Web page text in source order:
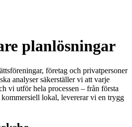
planlösningar
företag och privatpersoner
analyser säkerställer vi att varje
vi utför hela processen – från första
lokal, levererar vi en trygg